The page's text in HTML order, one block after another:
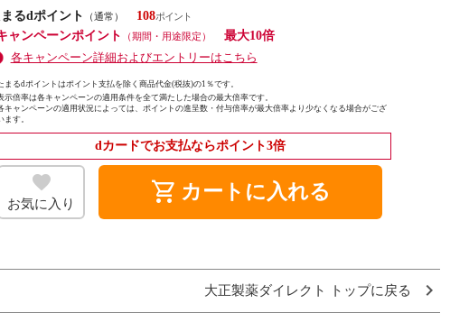
るdポイント
（通常）
108
ャンペーンポイント
（期間・用途限定）
最大10倍
各キャンペーン詳細およびエントリーはこちら
まるdポイントはポイント支払を除く商品代金(税抜)の1％です。
示倍率は各キャンペーンの適用条件を全て満たした場合の最大倍率です。
キャンペーンの適用状況によっては、ポイントの進呈数・付与倍率が最大倍率より少なくなる場合がござ
ます。
dカードでお支払ならポイント3倍
お気に入り shopping_cart カートに入れる
大正製薬ダイレクト トップに戻る